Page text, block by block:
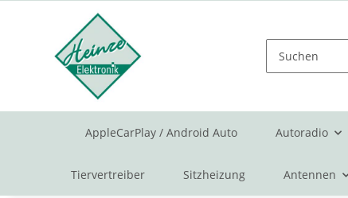
AppleCarPlay / Android Auto Autoradio
Tiervertreiber Sitzheizung Antennen